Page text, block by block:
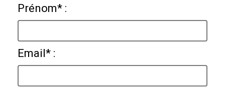
Prénom* :
Email* :